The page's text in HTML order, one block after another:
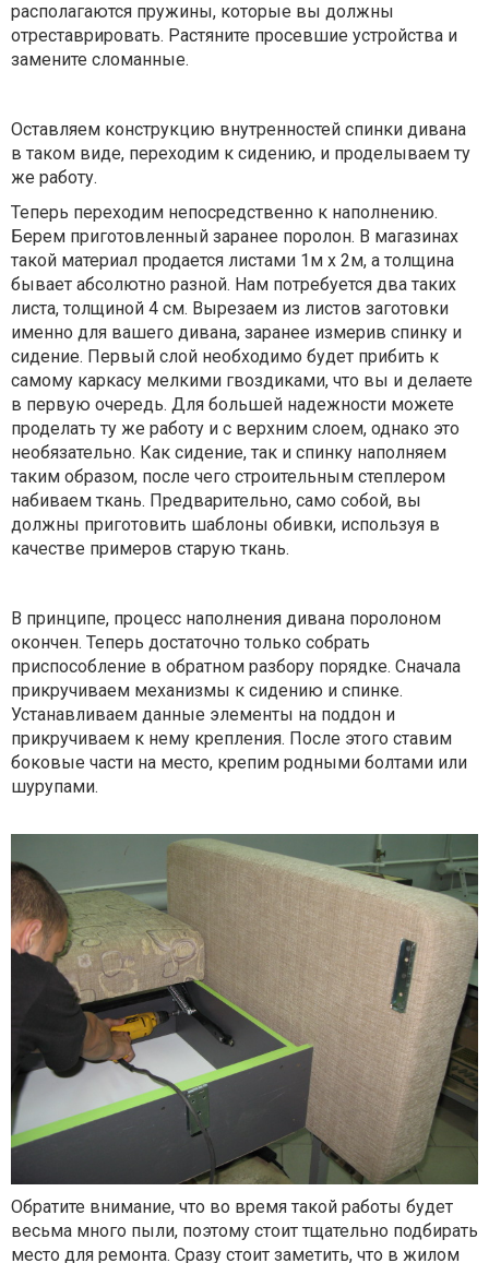
располагаются пружины, которые вы должны
отреставрировать. Растяните просевшие устройства и
замените сломанные.
Оставляем конструкцию внутренностей спинки дивана
в таком виде, переходим к сидению, и проделываем ту
же работу.
Теперь переходим непосредственно к наполнению.
Берем приготовленный заранее поролон. В магазинах
такой материал продается листами 1м х 2м, а толщина
бывает абсолютно разной. Нам потребуется два таких
листа, толщиной 4 см. Вырезаем из листов заготовки
именно для вашего дивана, заранее измерив спинку и
сидение. Первый слой необходимо будет прибить к
самому каркасу мелкими гвоздиками, что вы и делаете
в первую очередь. Для большей надежности можете
проделать ту же работу и с верхним слоем, однако это
необязательно. Как сидение, так и спинку наполняем
таким образом, после чего строительным степлером
набиваем ткань. Предварительно, само собой, вы
должны приготовить шаблоны обивки, используя в
качестве примеров старую ткань.
В принципе, процесс наполнения дивана поролоном
окончен. Теперь достаточно только собрать
приспособление в обратном разбору порядке. Сначала
прикручиваем механизмы к сидению и спинке.
Устанавливаем данные элементы на поддон и
прикручиваем к нему крепления. После этого ставим
боковые части на место, крепим родными болтами или
шурупами.
Обратите внимание, что во время такой работы будет
весьма много пыли, поэтому стоит тщательно подбирать
место для ремонта. Сразу стоит заметить, что в жилом